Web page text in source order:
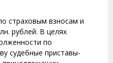
страховым взносам и
рублей. В целях
по
судебные приставы-